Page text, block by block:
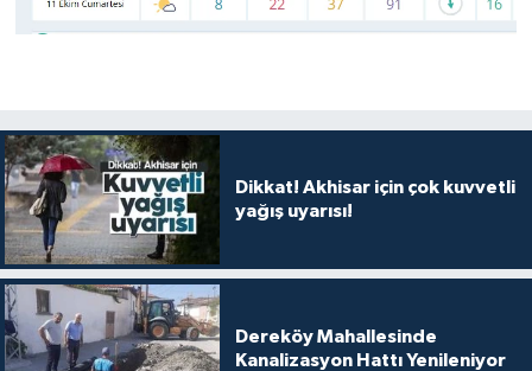
Dikkat! Akhisar için çok kuvvetli
yağış uyarısı!
Dereköy Mahallesinde
Kanalizasyon Hattı Yenileniyor